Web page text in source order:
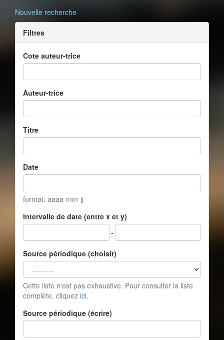
Nouvelle recherche
Filtres
Cote auteur-trice
Auteur-trice
Titre
Date
format: aaaa-mm-jj
Intervalle de date (entre x et y)
-
Source périodique (choisir)
Cette liste n'est pas exhaustive. Pour consulter la liste
complète, cliquez ici.
Source périodique (écrire)